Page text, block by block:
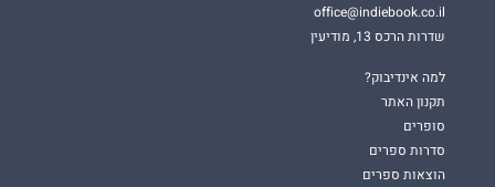
office@indiebook.co.il
שדרות הרכס 13, מודיעין
למה אינדיבוק?
תקנון האתר
סופרים
סדרות ספרים
הוצאות ספרים